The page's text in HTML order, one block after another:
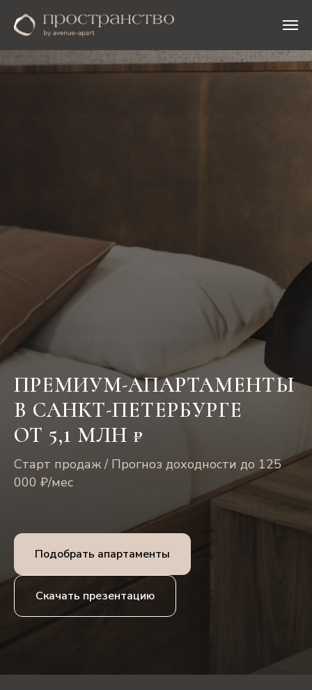
ПРЕМИУМ-АПАРТАМЕНТЫ
В САНКТ-ПЕТЕРБУРГЕ
ОТ 5,1 МЛН ₽
Старт продаж / Прогноз доходности до 125
000 ₽/мес
Подобрать апартаменты
Скачать презентацию
КАПИТАЛИЗАЦИЯ
25% В ГОД